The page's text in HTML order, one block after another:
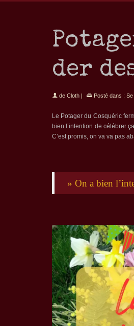
der
de Cloth Posté dans :
Le Potager du Cosquéric
bien l’intention de célébrer
C’est promis, on va va pas
» On a bien